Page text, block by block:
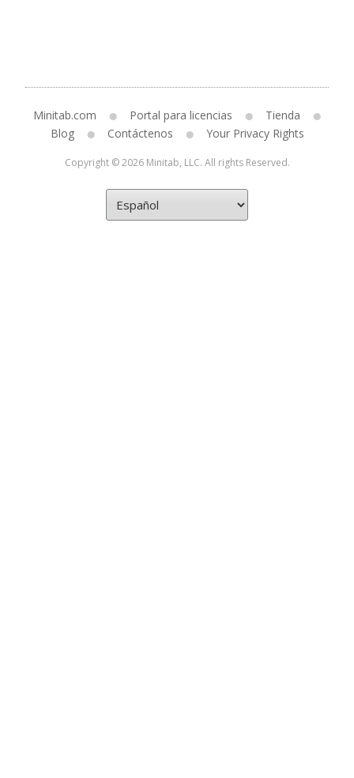
Minitab.com Portal para licencias
Tienda
Blog
Contáctenos Your Privacy Rights
Copyright © 2026 Minitab, LLC. All rights Reserved.